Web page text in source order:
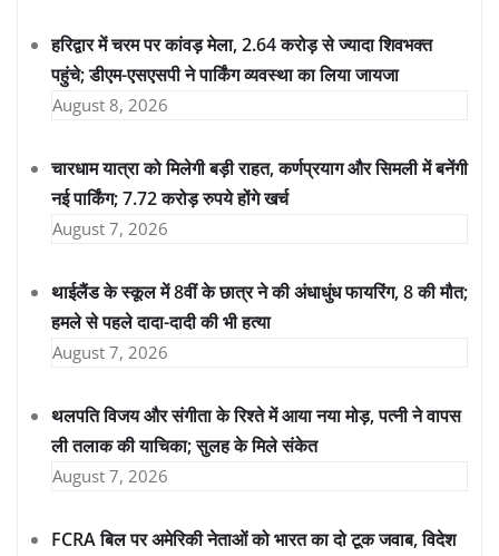
हरिद्वार में चरम पर कांवड़ मेला, 2.64 करोड़ से ज्यादा शिवभक्त
पहुंचे; डीएम-एसएसपी ने पार्किंग व्यवस्था का लिया जायजा
August 8, 2026
चारधाम यात्रा को मिलेगी बड़ी राहत, कर्णप्रयाग और सिमली में बनेंगी
नई पार्किंग; 7.72 करोड़ रुपये होंगे खर्च
August 7, 2026
थाईलैंड के स्कूल में 8वीं के छात्र ने की अंधाधुंध फायरिंग, 8 की मौत;
हमले से पहले दादा-दादी की भी हत्या
August 7, 2026
थलपति विजय और संगीता के रिश्ते में आया नया मोड़, पत्नी ने वापस
ली तलाक की याचिका; सुलह के मिले संकेत
August 7, 2026
FCRA बिल पर अमेरिकी नेताओं को भारत का दो टूक जवाब, विदेश